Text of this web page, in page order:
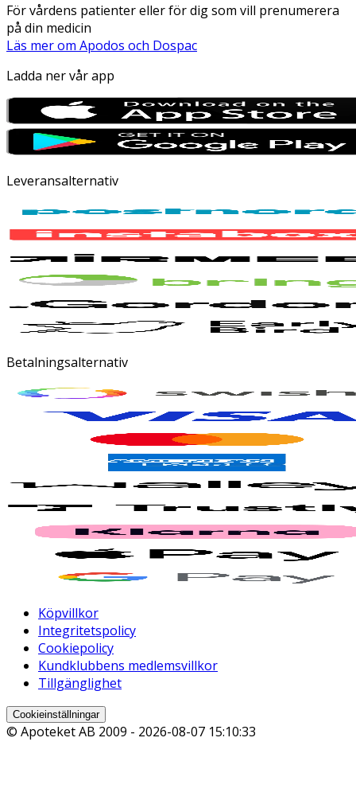
För vårdens patienter eller för dig som vill prenumerera
på din medicin
Läs mer om Apodos och Dospac
Ladda ner vår app
Leveransalternativ
Betalningsalternativ
Köpvillkor
Integritetspolicy
Cookiepolicy
Kundklubbens medlemsvillkor
Tillgänglighet
Cookieinställningar
© Apoteket AB 2009 - 2026-08-07 15:10:33